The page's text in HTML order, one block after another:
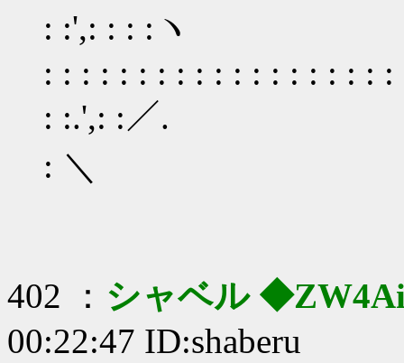
: :',: : : :ヽ ∨": :
: : : : : : : : : : : : : :
: :.',: :／. i: : : :
: ＼
402 ： シャベル
00:22:47 ID:shaberu